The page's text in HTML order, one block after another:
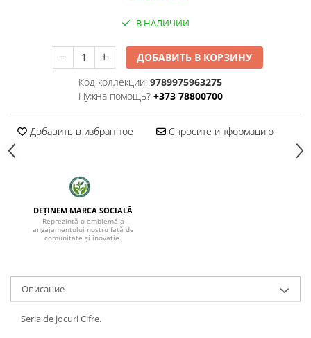
В НАЛИЧИИ
ДОБАВИТЬ В КОРЗИНУ
Код коллекции: 9789975963275
Нужна помощь? +373 78800700
Добавить в избранное Спросите информацию
DEȚINEM MARCA SOCIALĂ
Reprezintă o emblemă a
angajamentului nostru față de
comunitate și inovație.
Oписание
Seria de jocuri Cifre.